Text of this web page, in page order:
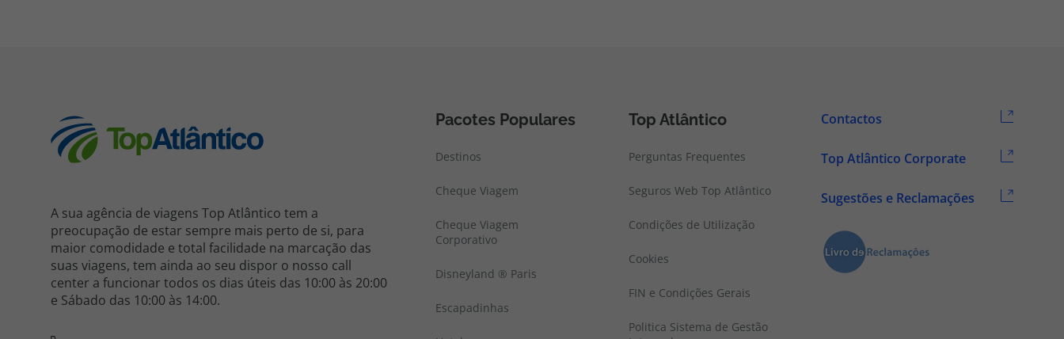
A sua agência de viagens Top Atlântico tem a
preocupação de estar sempre mais perto de si, para
maior comodidade e total facilidade na marcação das
suas viagens, tem ainda ao seu dispor o nosso call
center a funcionar todos os dias úteis das 10:00 às 20:00
e Sábado das 10:00 às 14:00.
Pacotes Populares
Destinos
Cheque Viagem
Cheque Viagem
Corporativo
Disneyland ® Paris
Escapadinhas
Top Atlântico
Perguntas Frequentes
Seguros Web Top Atlântico
Condições de Utilização
Cookies
FIN e Condições Gerais
Politica Sistema de Gestão
Contactos
Top Atlântico Corporate
Sugestões e Reclamações